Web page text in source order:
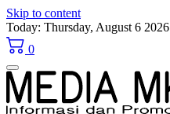
Skip to content
Today: Thursday, August 6 2026
0